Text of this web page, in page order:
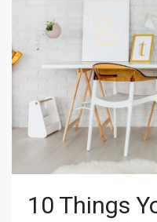
10 Things